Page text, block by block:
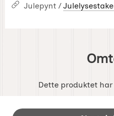
Julepynt /
Dette produktet
Footer-innhold